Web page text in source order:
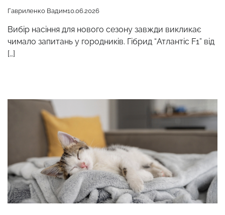
Гавриленко Вадим10.06.2026
Вибір насіння для нового сезону завжди викликає
чимало запитань у городників. Гібрид “Атлантіс F1” від
[…]